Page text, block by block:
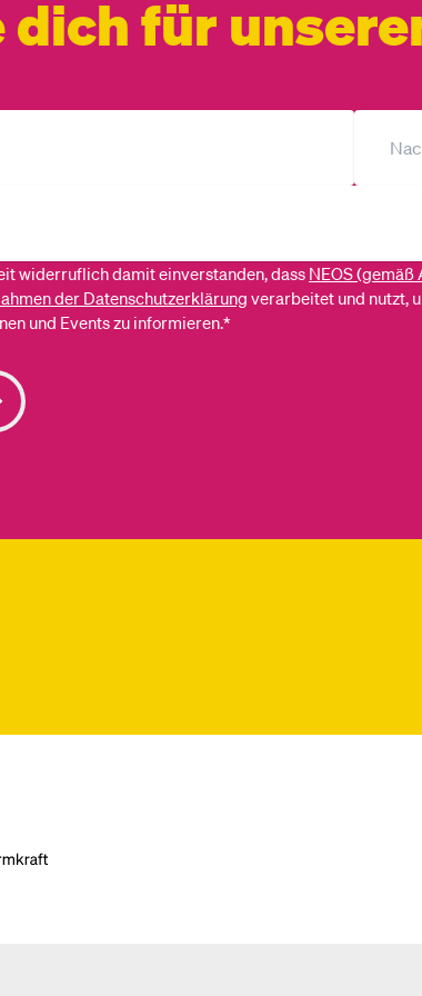
dich für
widerruflich damit einverstanden, dass NEOS (gemäß
der Datenschutzerklärung verarbeitet und nutzt,
und Events zu informieren.*